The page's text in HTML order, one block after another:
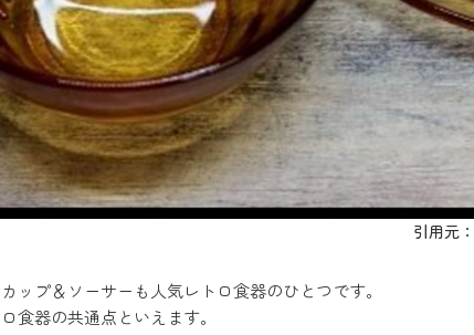
引用元：
ップ＆ソーサーも人気レトロ食器のひとつです。
食器の共通点といえます。